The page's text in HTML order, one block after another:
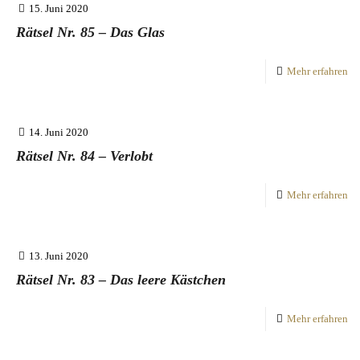
15. Juni 2020
Rätsel Nr. 85 – Das Glas
Mehr erfahren
14. Juni 2020
Rätsel Nr. 84 – Verlobt
Mehr erfahren
13. Juni 2020
Rätsel Nr. 83 – Das leere Kästchen
Mehr erfahren